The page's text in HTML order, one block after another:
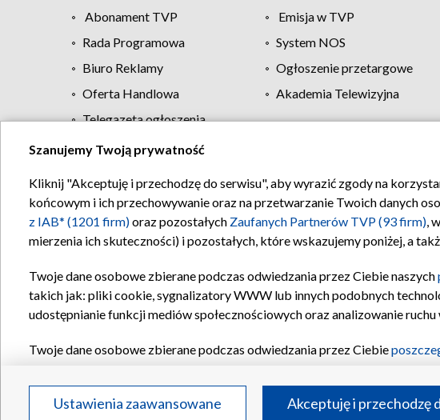
Abonament TVP Emisja w TVP
Rada Programowa
System NOS
Biuro Reklamy
Ogłoszenie przetargowe
Oferta Handlowa
Akademia Telewizyjna
Telegazeta ogłoszenia
Regulamin TVP Polityka
Szanujemy Twoją prywatność
Kliknij "Akceptuję i przechodzę do serwisu", aby wyrazić zgody na
końcowym i ich przechowywanie oraz na przetwarzanie Twoich danych
z IAB* (1201 firm)oraz pozostałych Zaufanych Partnerów TVP (93 firm),
mierzenia ich skuteczności) i pozostałych, które wskazujemy poniżej, a
Twoje dane osobowe zbierane podczas odwiedzania przez Ciebie naszych
takich jak: pliki cookie, sygnalizatory WWW lub innych podobnych
udostępnianie funkcji mediów społecznościowych oraz analizowanie ruchu
Twoje dane osobowe zbierane podczas odwiedzania przez Ciebie
Partnerów TVPdla realizacji następujących celów i funkcji:
reklam, tworzenia profilu spersonalizowanych reklam, tworzenia profilu
Ustawienia zaawansowane Akceptuję i przechodzę